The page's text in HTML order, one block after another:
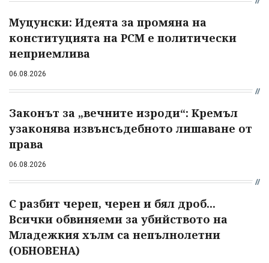
Муцунски: Идеята за промяна на
конституцията на РСМ е политически
неприемлива
06.08.2026
Законът за „вечните изроди“: Кремъл
узаконява извънсъдебното лишаване от
права
06.08.2026
С разбит череп, черен и бял дроб...
Всички обвиняеми за убийството на
Младежкия хълм са непълнолетни
(ОБНОВЕНА)